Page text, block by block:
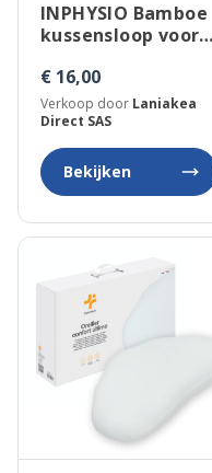
INPHYSIO Bamboe
kussensloop voor
Plus
€ 16,00
Verkoop door Laniakea
Direct SAS
Bekijken